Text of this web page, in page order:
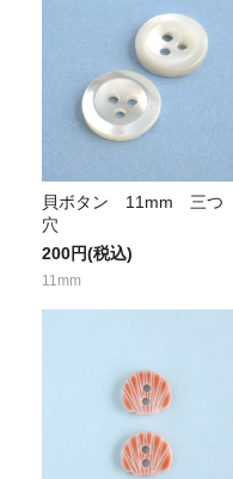
貝ボタン 11mm 三つ
穴
200円(税込)
11mm